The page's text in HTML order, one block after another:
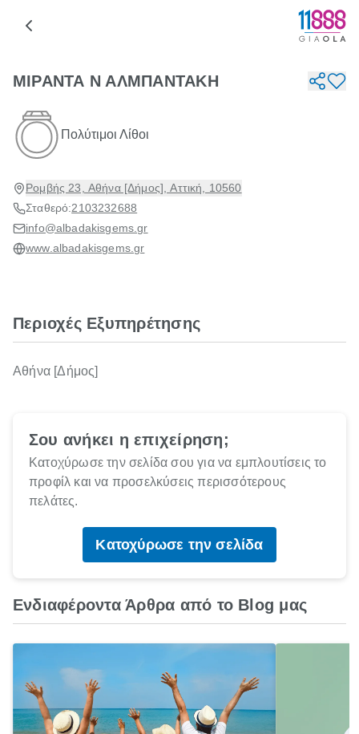
ΜΙΡΑΝΤΑ Ν ΑΛΜΠΑΝΤΑΚΗ
Πολύτιμοι Λίθοι
Ρομβής 23, Αθήνα [Δήμος], Αττική, 10560
Σταθερό:2103232688
info@albadakisgems.gr
www.albadakisgems.gr
Περιοχές Εξυπηρέτησης
Αθήνα [Δήμος]
Σου ανήκει η επιχείρηση;
Κατοχύρωσε την σελίδα σου για να εμπλουτίσεις το
προφίλ και να προσελκύσεις περισσότερους
πελάτες.
Κατοχύρωσε την σελίδα
Ενδιαφέροντα Άρθρα από το Blog μας